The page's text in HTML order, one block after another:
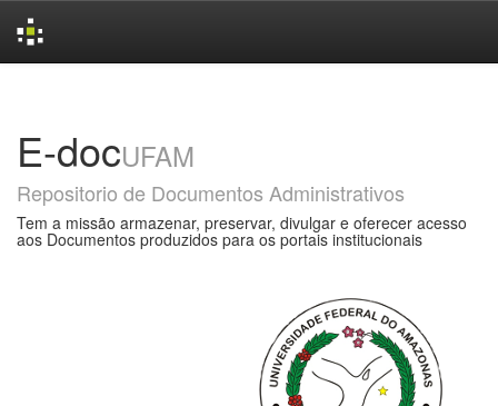
E-docUFAM
Repositorio de Documentos Administrativos
Tem a missão armazenar, preservar, divulgar e oferecer acesso
aos Documentos produzidos para os portais institucionais